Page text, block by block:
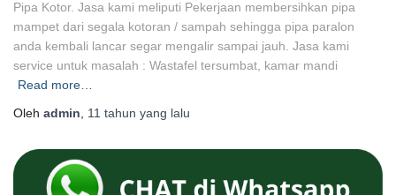
Pipa Kotor. Jasa kami meliputi Pekerjaan membersihkan pipa
mampet dari segala kotoran / sampah sehingga pipa paralon
anda kembali lancar segar mengalir sampai jauh. Jasa kami
service untuk masalah : Wastafel tersumbat, kamar mandi
Read more…
Oleh admin 11 tahun yang lalu